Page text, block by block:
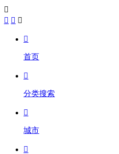

  

首页

分类搜索

城市
